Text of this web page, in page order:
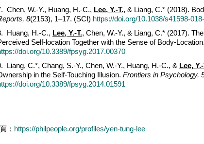
Chen, W.-Y., Huang, H.-C., Lee, Y.-T., & Liang, C.* (2018).
, 8(2153), 1–17. (SCI) https://doi.org/10.1038/s41598-
Huang, H.-C., Lee, Y.-T., Chen, W.-Y., & Liang, C.* (2017).
Self-location Together with the Sense of Body-Location.
doi.org/10.3389/fpsyg.2017.00370
Liang, C.*, Chang, S.-Y., Chen, W.-Y., Huang, H.-C., & Lee,
in the Self-Touching Illusion. Frontiers in Psychology,
doi.org/10.3389/fpsyg.2014.01591
： https://philpeople.org/profiles/yen-tung-lee